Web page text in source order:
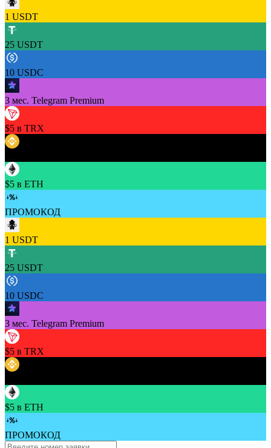
1 USDT
25 USDT
10 USDC
3 мес. Telegram Premium
$5 в TRX
$5 в ETH
ПРОМОКОД
1 USDT
25 USDT
10 USDC
3 мес. Telegram Premium
$5 в TRX
$5 в ETH
ПРОМОКОД